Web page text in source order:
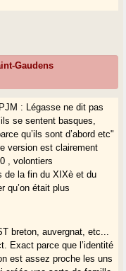
Gaudens
: Légasse ne dit pas
se sentent basques,
qu’ils sont d’abord etc"
version est clairement
, volontiers
de la fin du XIXè et du
qu’on était plus
breton, auvergnat, etc...
Exact parce que l’identité
est assez proche les uns